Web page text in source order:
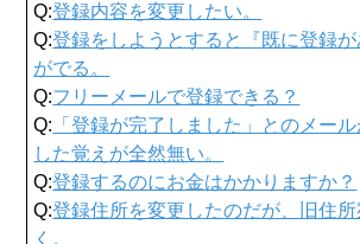
Q:登録内容を変更したい。
Q:登録をしようとすると『既に登録
がでる。
Q:フリーメールで登録できる？
Q: 「登録が完了しました」とのメー
した覚えが全然無い。
Q:登録するのにお金はかかりますか？
Q:登録住所を変更したのだが、旧住
く。